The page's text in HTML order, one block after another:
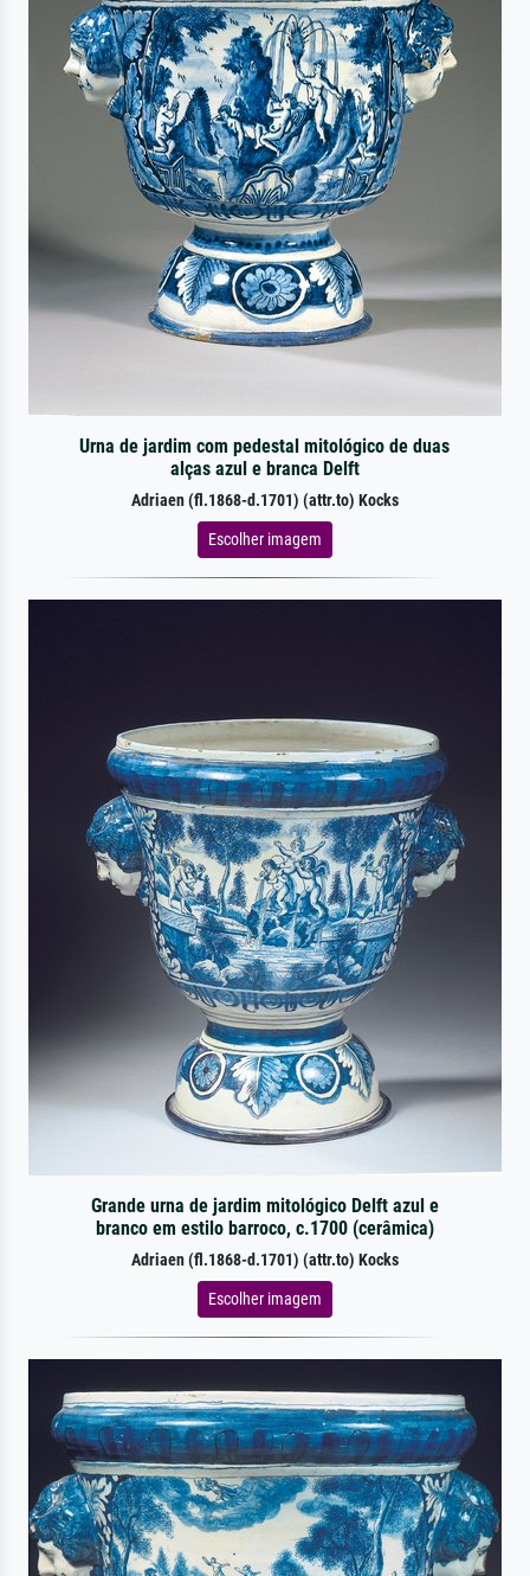
Urna de jardim com pedestal mitológico de duas
alças azul e branca Delft
Adriaen (fl.1868-d.1701) (attr.to) Kocks
Escolher imagem
Grande urna de jardim mitológico Delft azul e
branco em estilo barroco, c.1700 (cerâmica)
Adriaen (fl.1868-d.1701) (attr.to) Kocks
Escolher imagem